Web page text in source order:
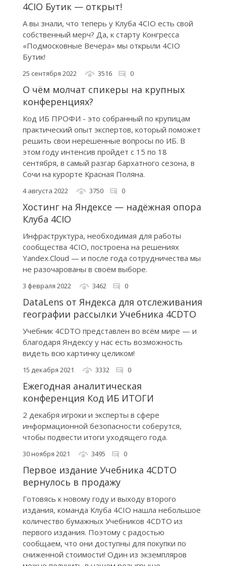
4CIO Бутик — открыт!
А вы знали, что теперь у Клуба 4CIO есть свой
собственный мерч? Да, к старту Конгресса
«Подмосковные Вечера» мы открыли 4CIO
Бутик!
25 сентября 2022 3516 0
О чём молчат спикеры на крупных
конференциях?
Код ИБ ПРОФИ - это собранный по крупицам
практический опыт экспертов, который поможет
решить свои нерешенные вопросы по ИБ. В
этом году интенсив пройдет с 15 по 18
сентября, в самый разгар бархатного сезона, в
Сочи на курорте Красная Поляна.
4 августа 2022 3750 0
Хостинг на Яндексе — надёжная опора
Клуба 4CIO
Инфраструктура, необходимая для работы
сообщества 4CIO, построена на решениях
Yandex.Cloud — и после года сотрудничества мы
не разочарованы в своём выборе.
3 февраля 2022 3462 0
DataLens от Яндекса для отслеживания
географии рассылки Учебника 4CDTO
Учебник 4CDTO представлен во всём мире — и
благодаря Яндексу у нас есть возможность
видеть всю картинку целиком!
15 декабря 2021 3332 0
Ежегодная аналитическая
конференция Код ИБ ИТОГИ
2 декабря игроки и эксперты в сфере
информационной безопасности соберутся,
чтобы подвести итоги уходящего года.
30 ноября 2021 3495 0
Первое издание Учебника 4CDTO
вернулось в продажу
Готовясь к новому году и выходу второго
издания, команда Клуба 4CIO нашла небольшое
количество бумажных Учебников 4CDTO из
первого издания. Поэтому с радостью
сообщаем, что они доступны для покупки по
сниженной стоимости! Один из экземпляров